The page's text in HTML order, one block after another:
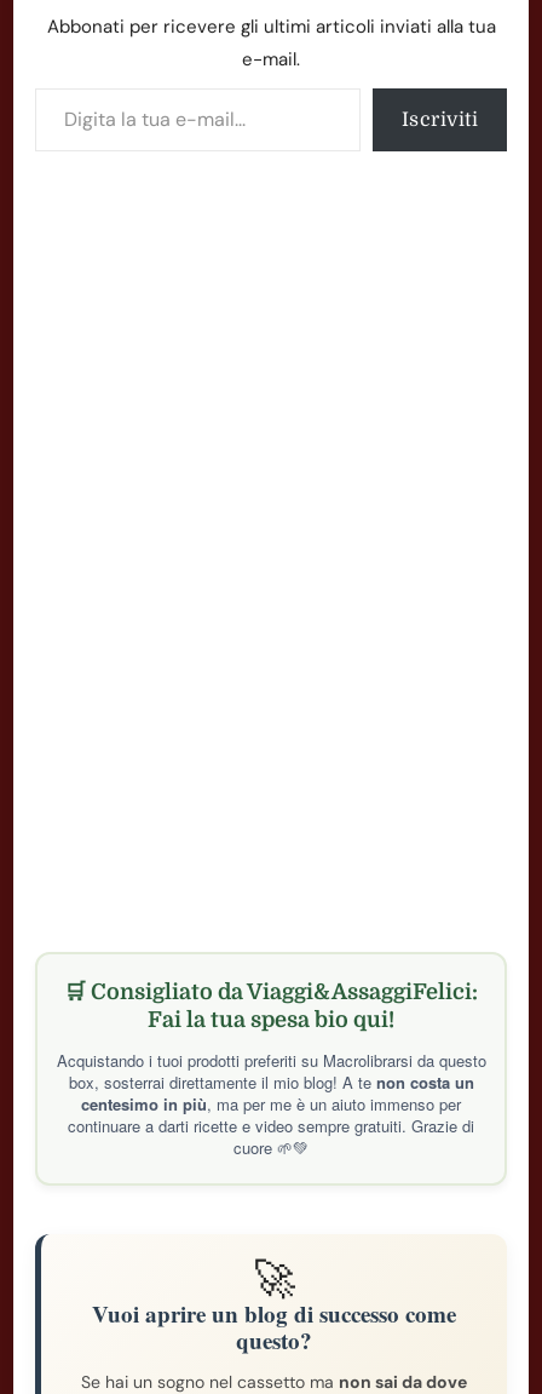
Abbonati per ricevere gli ultimi articoli inviati alla tua
e-mail.
Iscriviti
🛒 Consigliato da Viaggi&AssaggiFelici:
Fai la tua spesa bio qui!
Acquistando i tuoi prodotti preferiti su Macrolibrarsi da questo
box, sosterrai direttamente il mio blog! A te non costa un
centesimo in più, ma per me è un aiuto immenso per
continuare a darti ricette e video sempre gratuiti. Grazie di
cuore 🌱💚
🚀
Vuoi aprire un blog di successo come
questo?
Se hai un sogno nel cassetto ma non sai da dove